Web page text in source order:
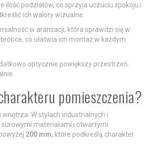
podziałów, co sprzyja uczuciu spokoju i
ich walory wizualne.
w aranżacji, która sprawdzi się w
co ułatwia ich montaż w każdym
optycznie powiększy przestrzeń.
pomieszczenia?
W stylach industrialnych i
materiałami i otwartymi
200 mm, które podkreślą charakter